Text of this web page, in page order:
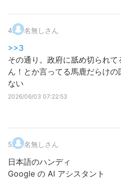
4. 名無しさん
>>3
その通り。政府に舐め切られ
ん！とか言ってる馬鹿だらけ
ない
2026/06/03 07:22:53
5. 名無しさん
日本語のハンディ
Google の AI アシスタント